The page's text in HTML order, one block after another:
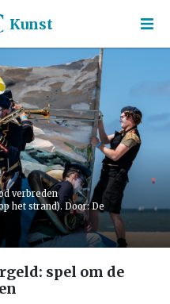
Kunst
verbreden
het strand). Door: De
spel om de